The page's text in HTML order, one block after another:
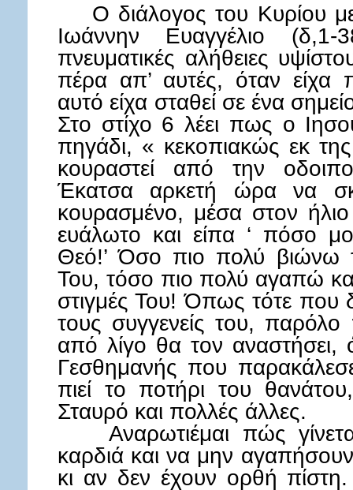
Ο διάλογος του Κυρίου με
Ιωάννην Ευαγγέλιο
πνευματικές αλήθειες
πέρα απ’ αυτές, όταν είχα
αυτό είχα σταθεί σε ένα
Στο στίχο 6 λέει πως ο
πηγάδι, « κεκοπιακώς εκ
κουραστεί από την
Έκατσα αρκετή ώρα να
κουρασμένο, μέσα στον
ευάλωτο και είπα ‘ πόσο
Θεό!’ Όσο πιο πολύ βιώνω
Του, τόσο πιο πολύ αγαπώ
στιγμές Του! Όπως τότε που
τους συγγενείς του,
από λίγο θα τον
Γεσθημανής που
πιεί το ποτήρι του
Σταυρό και πολλές άλλες.
Αναρωτιέμαι πώς
καρδιά και να μην
κι αν δεν έχουν ορθή